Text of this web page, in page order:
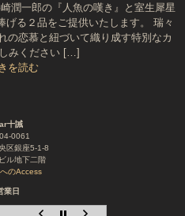
潤一郎の『人魚の嘆き』と室生犀星
る２品をご提供いたします。 瑞々
の恋慕と紐づいて織り成す特別なカ
みください […]
を読む
十誡
0061
区銀座5-1-8
ル地下二階
のAccess
業日